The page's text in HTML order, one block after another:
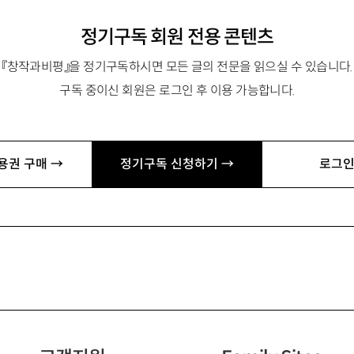
정기구독 회원 전용 콘텐츠
『창작과비평』을 정기구독하시면 모든 글의 전문을 읽으실 수 있습니다.
구독 중이신 회원은 로그인 후 이용 가능합니다.
권 구매 → 정기구독 신청하기 → 로그